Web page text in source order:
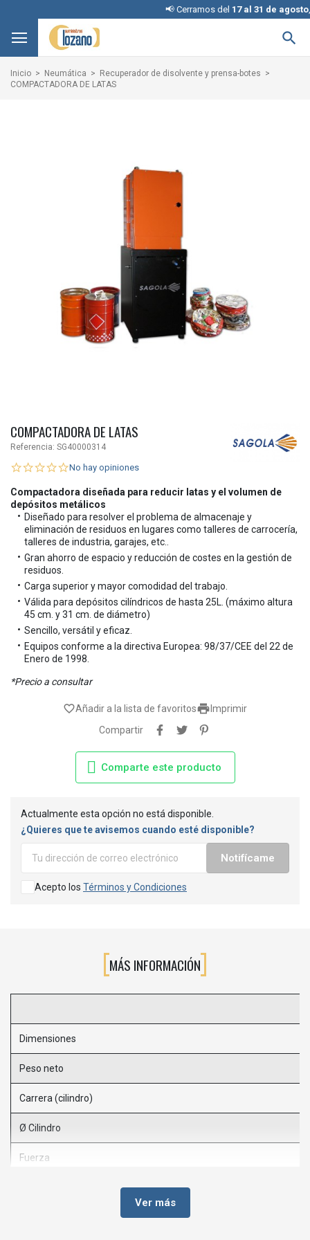
📢 Cerramos del17 al 31 de agosto,

Inicio Neumática
Recuperador de disolvente y prensa-botes
COMPACTADORA DE LATAS
COMPACTADORA DE LATAS
Referencia: SG40000314
No hay opiniones
Compactadora diseñada para reducir latas y el volumen de
depósitos metálicos
Diseñado para resolver el problema de almacenaje y
eliminación de residuos en lugares como talleres de carrocería,
talleres de industria, garajes, etc..
Gran ahorro de espacio y reducción de costes en la gestión de
residuos.
Carga superior y mayor comodidad del trabajo.
Válida para depósitos cilíndricos de hasta 25L. (máximo altura
45 cm. y 31 cm. de diámetro)
Sencillo, versátil y eficaz.
Equipos conforme a la directiva Europea: 98/37/CEE del 22 de
Enero de 1998.
*Precio a consultar
 Imprimir
favorite_borderAñadir a la lista de favoritos
Compartir
Comparte este producto
Actualmente esta opción no está disponible.
¿Quieres que te avisemos cuando esté disponible?
Notifícame
Acepto los Términos y Condiciones
MÁS INFORMACIÓN
Dimensiones
Peso neto
Carrera (cilindro)
Ø Cilindro
Fuerza
Ver más